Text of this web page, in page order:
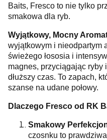
Baits, Fresco to nie tylko
smakowa dla ryb.
Wyjątkowy, Mocny
wyjątkowym i nieodpartym
świeżego łososia i
magnes, przyciągając ryby
dłuższy czas. To zapach,
szanse na udane połowy.
Dlaczego Fresco od RK
Smakowy
czosnku to